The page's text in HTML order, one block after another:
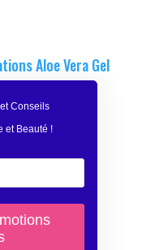
Aloe Vera Gel
Conseils
et Beauté !